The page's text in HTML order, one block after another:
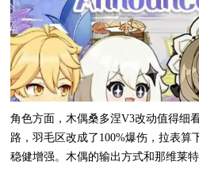
角色方面，木偶桑多涅V3改动值得细
路，羽毛区改成了100%爆伤，拉表算
稳健增强。木偶的输出方式和那维莱